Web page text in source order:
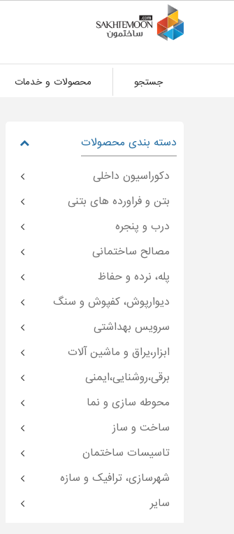
جستجو محصولات و خدمات
دسته بندی محصولات
دکوراسیون داخلی
بتن و فراورده های بتنی
درب و پنجره
مصالح ساختمانی
پله، نرده و حفاظ
دیوارپوش، کفپوش و سنگ
سرویس بهداشتی
ابزار،یراق و ماشین آلات
برقی،روشنایی،ایمنی
محوطه سازی و نما
ساخت و ساز
تاسیسات ساختمان
شهرسازی، ترافیک و سازه
سایر